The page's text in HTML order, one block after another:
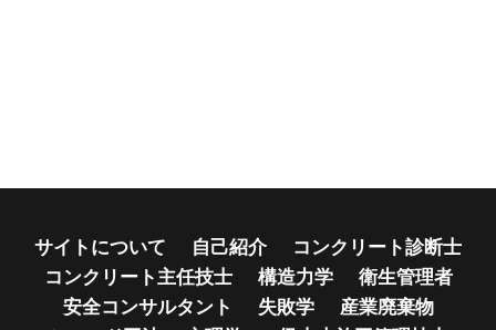
サイトについて 自己紹介
コンクリート診断士
コンクリート主任技士
構造力学
衛生管理者
安全コンサルタント
失敗学
産業廃棄物